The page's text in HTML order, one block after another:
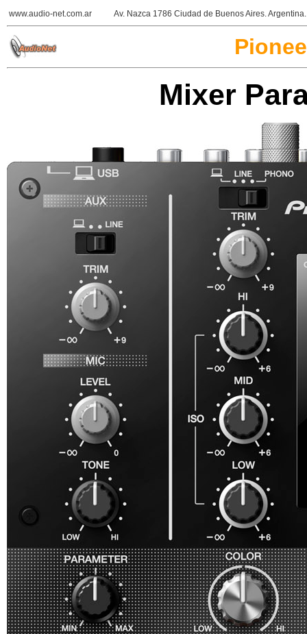
www.audio-net.com.ar Av. Nazca 1786 Ciudad de Buenos Aires.
Mixer